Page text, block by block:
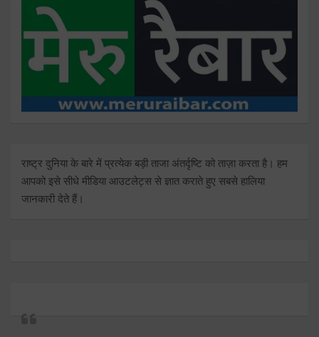
राष्ट्र दुनिया के बारे में प्रत्येक बड़ी ताजा अंतर्दृष्टि को ताज़ा करता है। हम
आपको इसे सीधे मीडिया आउटलेट्स से ज्ञात कराते हुए सबसे हालिया
जानकारी देते हैं।